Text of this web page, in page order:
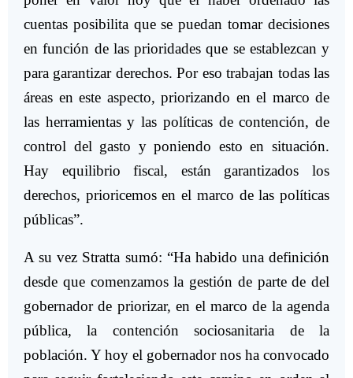
cuentas posibilita que se puedan tomar decisiones
en función de las prioridades que se establezcan y
para garantizar derechos. Por eso trabajan todas las
áreas en este aspecto, priorizando en el marco de
las herramientas y las políticas de contención, de
control del gasto y poniendo esto en situación.
Hay equilibrio fiscal, están garantizados los
derechos, prioricemos en el marco de las políticas
públicas”.
A su vez Stratta sumó: “Ha habido una definición
desde que comenzamos la gestión de parte de del
gobernador de priorizar, en el marco de la agenda
pública, la contención sociosanitaria de la
población. Y hoy el gobernador nos ha convocado